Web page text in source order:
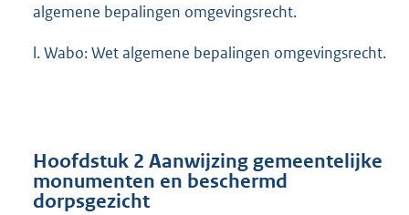
algemene bepalingen omgevingsrecht.
l. Wabo: Wet algemene bepalingen omgevingsrecht.
Hoofdstuk 2 Aanwijzing gemeentelijke
monumenten en beschermd
dorpsgezicht